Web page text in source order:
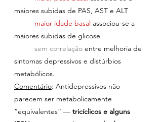
maiores subidas de PAS, AST e ALT
	maior idade basal
associou-se a
maiores subidas de glicose
	sem correlação
entre melhoria de
sintomas depressivos e distúrbios
metabólicos.
Comentário: Antidepressivos não
parecem ser metabolicamente
“equivalentes” — tricíclicos e alguns